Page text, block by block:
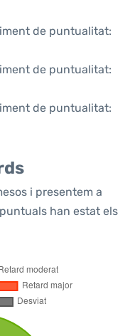
de puntualitat:
de puntualitat:
de puntualitat:
i presentem a
han estat els